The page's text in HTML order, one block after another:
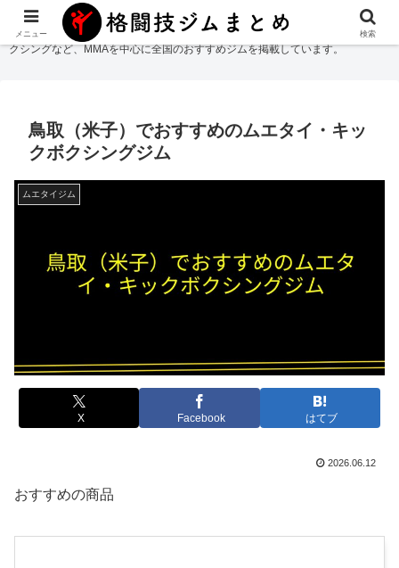
格闘技ジムまとめ
では総合格闘技・柔術・レスリング・キックボクシング・ボ
クシングなど、MMAを中心に全国のおすすめジムを掲載しています。
鳥取（米子）でおすすめのムエタイ・キッ
クボクシングジム
ムエタイジム
X Facebook はてブ
2026.06.12
おすすめの商品
メニュー 検索